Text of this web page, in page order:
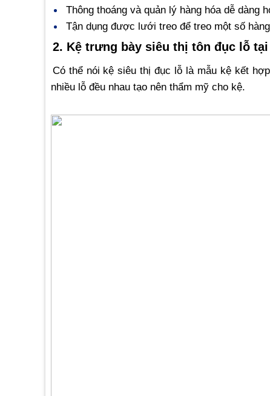
Thông thoáng và quản lý hàng hóa dễ dàng
Tận dụng được lưới treo để treo một số
2. Kệ trưng bày siêu thị tôn đục lỗ tại
Có thể nói kệ siêu thị đục lỗ là mẫu kệ kết
nhiều lỗ đều nhau tạo nên thẩm mỹ cho kệ.